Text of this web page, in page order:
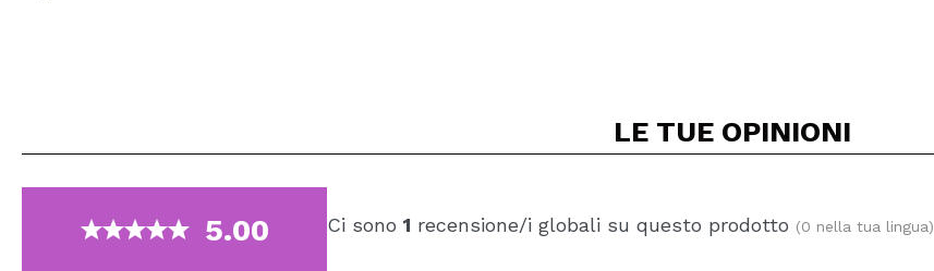
LE TUE OPINIONI
5.00 Ci sono 1 recensione/i globali su questo prodotto (0 nella tua lingua)